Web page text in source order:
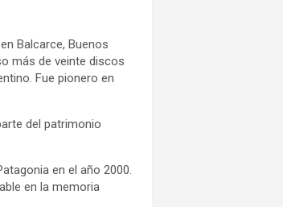
Balcarce, Buenos
más de veinte discos
Fue pionero en
del patrimonio
en el año 2000.
en la memoria